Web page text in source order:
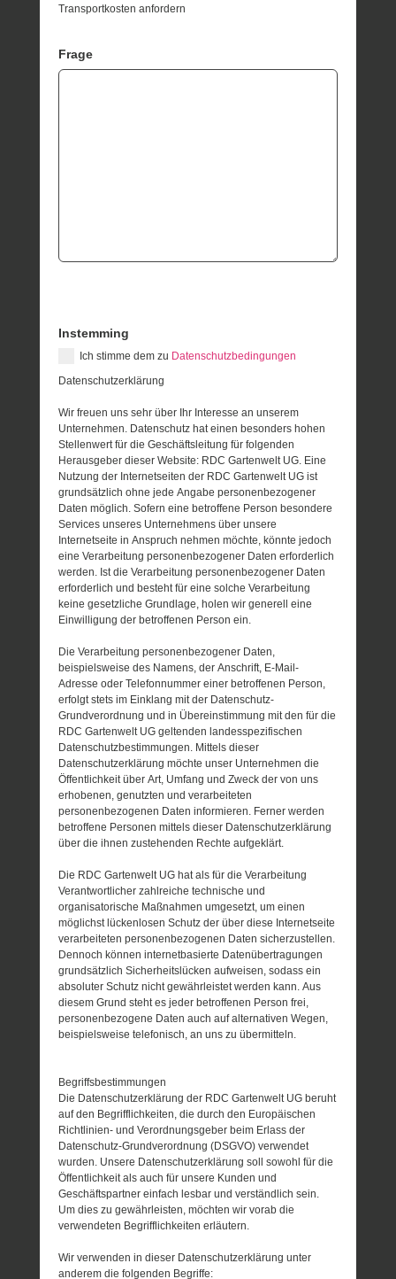
Transportkosten anfordern
Frage
Instemming
Ich stimme dem zu Datenschutzbedingungen
Datenschutzerklärung
Wir freuen uns sehr über Ihr Interesse an unserem
Unternehmen. Datenschutz hat einen besonders hohen
Stellenwert für die Geschäftsleitung für folgenden
Herausgeber dieser Website: RDC Gartenwelt UG. Eine
Nutzung der Internetseiten der RDC Gartenwelt UG ist
grundsätzlich ohne jede Angabe personenbezogener
Daten möglich. Sofern eine betroffene Person besondere
Services unseres Unternehmens über unsere
Internetseite in Anspruch nehmen möchte, könnte jedoch
eine Verarbeitung personenbezogener Daten erforderlich
werden. Ist die Verarbeitung personenbezogener Daten
erforderlich und besteht für eine solche Verarbeitung
keine gesetzliche Grundlage, holen wir generell eine
Einwilligung der betroffenen Person ein.
Die Verarbeitung personenbezogener Daten,
beispielsweise des Namens, der Anschrift, E-Mail-
Adresse oder Telefonnummer einer betroffenen Person,
erfolgt stets im Einklang mit der Datenschutz-
Grundverordnung und in Übereinstimmung mit den für die
RDC Gartenwelt UG geltenden landesspezifischen
Datenschutzbestimmungen. Mittels dieser
Datenschutzerklärung möchte unser Unternehmen die
Öffentlichkeit über Art, Umfang und Zweck der von uns
erhobenen, genutzten und verarbeiteten
personenbezogenen Daten informieren. Ferner werden
betroffene Personen mittels dieser Datenschutzerklärung
über die ihnen zustehenden Rechte aufgeklärt.
Die RDC Gartenwelt UG hat als für die Verarbeitung
Verantwortlicher zahlreiche technische und
organisatorische Maßnahmen umgesetzt, um einen
möglichst lückenlosen Schutz der über diese Internetseite
verarbeiteten personenbezogenen Daten sicherzustellen.
Dennoch können internetbasierte Datenübertragungen
grundsätzlich Sicherheitslücken aufweisen, sodass ein
absoluter Schutz nicht gewährleistet werden kann. Aus
diesem Grund steht es jeder betroffenen Person frei,
personenbezogene Daten auch auf alternativen Wegen,
beispielsweise telefonisch, an uns zu übermitteln.
Begriffsbestimmungen
Die Datenschutzerklärung der RDC Gartenwelt UG beruht
auf den Begrifflichkeiten, die durch den Europäischen
Richtlinien- und Verordnungsgeber beim Erlass der
Datenschutz-Grundverordnung (DSGVO) verwendet
wurden. Unsere Datenschutzerklärung soll sowohl für die
Öffentlichkeit als auch für unsere Kunden und
Geschäftspartner einfach lesbar und verständlich sein.
Um dies zu gewährleisten, möchten wir vorab die
verwendeten Begrifflichkeiten erläutern.
Wir verwenden in dieser Datenschutzerklärung unter
anderem die folgenden Begriffe: